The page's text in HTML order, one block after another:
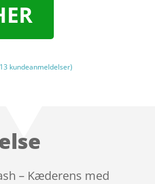
13 kundeanmeldelser)
– Kæderens med